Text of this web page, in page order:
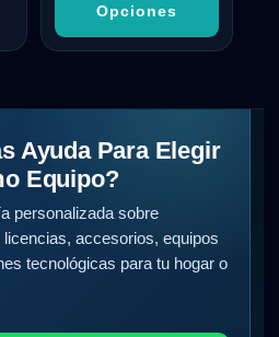
Opciones
Ayuda Para Elegir
Equipo?
personalizada sobre
accesorios, equipos
tecnológicas para tu hogar o